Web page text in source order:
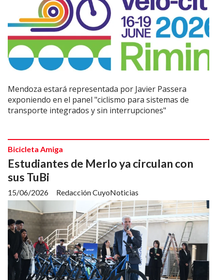
Mendoza estará representada por Javier Passera
exponiendo en el panel "ciclismo para sistemas de
transporte integrados y sin interrupciones"
Estudiantes de Merlo ya circulan con
sus TuBi
Redacción CuyoNoticias
Bicicleta Amiga
15/06/2026